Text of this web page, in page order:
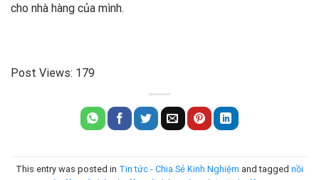
cho nhà hàng của mình.
Post Views: 179
This entry was posted in Tin tức - Chia Sẻ Kinh Nghiệm and tagged nồi